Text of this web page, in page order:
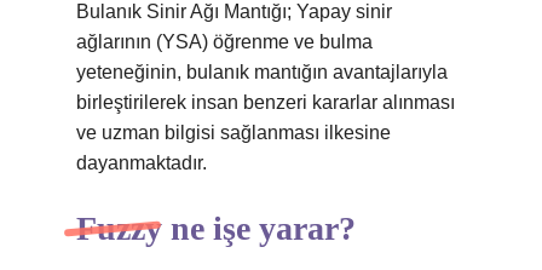
Bulanık Sinir Ağı Mantığı; Yapay sinir
ağlarının (YSA) öğrenme ve bulma
yeteneğinin, bulanık mantığın avantajlarıyla
birleştirilerek insan benzeri kararlar alınması
ve uzman bilgisi sağlanması ilkesine
dayanmaktadır.
Fuzzy ne işe yarar?